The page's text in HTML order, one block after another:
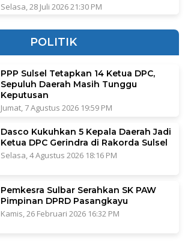
Selasa, 28 Juli 2026 21:30 PM
POLITIK
PPP Sulsel Tetapkan 14 Ketua DPC,
Sepuluh Daerah Masih Tunggu
Keputusan
Jumat, 7 Agustus 2026 19:59 PM
Dasco Kukuhkan 5 Kepala Daerah Jadi
Ketua DPC Gerindra di Rakorda Sulsel
Selasa, 4 Agustus 2026 18:16 PM
Pemkesra Sulbar Serahkan SK PAW
Pimpinan DPRD Pasangkayu
Kamis, 26 Februari 2026 16:32 PM